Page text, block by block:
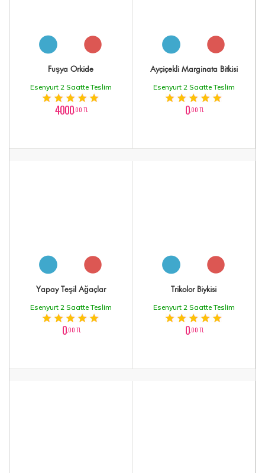
Fuşya Orkide
Esenyurt 2 Saatte Teslim
4000,00 TL
Ayçiçekli Marginata Bitkisi
Esenyurt 2 Saatte Teslim
0,00 TL
Yapay Teşil Ağaçlar
Esenyurt 2 Saatte Teslim
0,00 TL
Trikolor Biykisi
Esenyurt 2 Saatte Teslim
0,00 TL